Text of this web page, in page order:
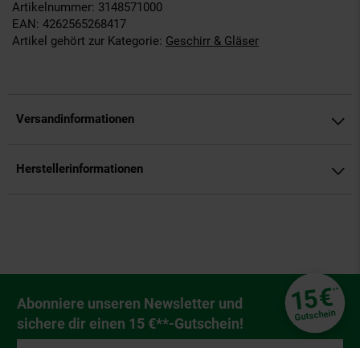
Artikelnummer: 3148571000
EAN: 4262565268417
Artikel gehört zur Kategorie: Geschirr & Gläser
Versandinformationen
Herstellerinformationen
Newsletter Anmeldung
Abonniere unseren Newsletter und
sichere dir einen 15 €**-Gutschein!
15€**
Gutschein